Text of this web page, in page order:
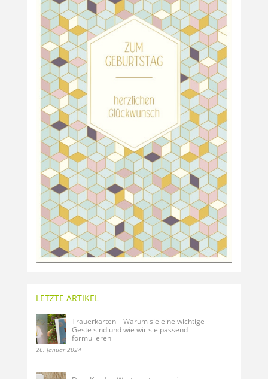
LETZTE ARTIKEL
Trauerkarten – Warum sie eine wichtige
Geste sind und wie wir sie passend
formulieren
26. Januar 2024